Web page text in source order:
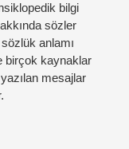
bilgi
sözler
anlamı
birçok kaynaklar
mesajlar